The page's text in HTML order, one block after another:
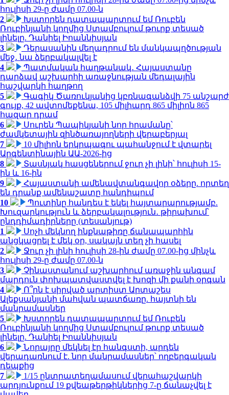
հուլիսի 29-ը ժամը 07.00-ն
2
Խստորեն դատապարտում եմ Ռուբեն
Ռուբինյանի կողմից Ստամբուլում թուրք տեսած
լինելը. Դանիել Իոաննիսյան
3
Դերասանին մեղադրում են մանկապղծության
մեջ․ նա ձերբակալվել է
4
Պատմական հաղթանակ․ Հայաստանը
դարձավ աշխարհի առաջնության մեդալային
հաշվարկի հաղթող
5
Գագիկ Ծառուկյանից կբռնագանձվի 75 անշարժ
գույք, 42 ավտոմեքենա, 105 միլիարդ 865 միլիոն 865
հազար դրամ
6
Սուրեն Պապիկյանի նոր հրամանը՝
ժամկետային զինծառայողների վերաբերյալ
7
10 միլիոն երկրպագու պահանջում է վտարել
Արգենտինային ԱԱ-2026-ից
8
Տասնյակ հասցեներում ջուր չի լինի՝ հուլիսի 15-
ին և 16-ին
9
Հայաստանի ամենավտանգավոր օձերը. որտեղ
են դրանք ամենաշատը հանդիպում
10
Պուտինը հանդես է եկել հայտարարությամբ.
Խուզարկություն և ձերբակալություն․ թիրախում՝
ընդդիմադիրները (տեսանյութ)
1
Սոչի մեկնող ինքնաթիռը ճանապարհին
անցկացրել է մեկ օր, սակայն տեղ չի հասել
2
Ջուր չի լինի հուլիսի 28-ին ժամը 07.00-ից մինչև
հուլիսի 29-ը ժամը 07.00-ն
3
Չինաստանում աշխարհում առաջին անգամ
մարդուն փոխպատվաստվել է խոզի մի քանի օրգան
4
Ո՞րն է սիրված արտիստ Արտաշես
Ալեքսանյանի մահվան պատճառը. հայտնի են
մանրամասներ
5
Խստորեն դատապարտում եմ Ռուբեն
Ռուբինյանի կողմից Ստամբուլում թուրք տեսած
լինելը. Դանիել Իոաննիսյան
6
Նորայրը մեկնել էր հանգստի, արդեն
վերադառնում է. նոր մանրամասներ՝ ողբերգական
դեպքից
7
1/15 ընտրատեղամասում վերահաշվարկի
արդյունքում 19 քվեաթերթիկներից 7-ը ճանաչվել է